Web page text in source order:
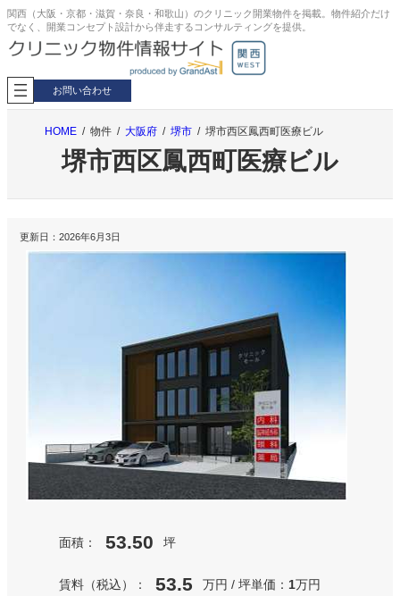
内
容
を
キ
ッ
関西（大阪・京都・滋賀・奈良・和歌山）のクリニック開業物件を掲載。物件紹介だけ
でなく、開業コンセプト設計から伴走するコンサルティングを提供。
お問い合わせ
HOME 物件 大阪府 堺市 堺市西区鳳西町医療ビル
堺市西区鳳西町医療ビル
更新日：2026年6月3日
面積： 53.50 坪
賃料（税込）： 53.5 万円 / 坪単価： 1万円